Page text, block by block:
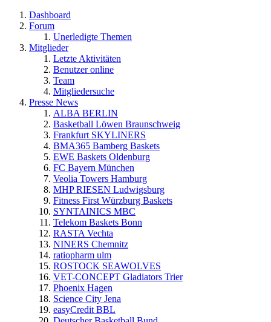
Dashboard
Forum
Unerledigte Themen
Mitglieder
Letzte Aktivitäten
Benutzer online
Team
Mitgliedersuche
Presse News
ALBA BERLIN
Basketball Löwen Braunschweig
Frankfurt SKYLINERS
BMA365 Bamberg Baskets
EWE Baskets Oldenburg
FC Bayern München
Veolia Towers Hamburg
MHP RIESEN Ludwigsburg
Fitness First Würzburg Baskets
SYNTAINICS MBC
Telekom Baskets Bonn
RASTA Vechta
NINERS Chemnitz
ratiopharm ulm
ROSTOCK SEAWOLVES
VET-CONCEPT Gladiators Trier
Phoenix Hagen
Science City Jena
easyCredit BBL